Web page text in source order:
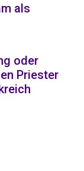
als
oder
Priester